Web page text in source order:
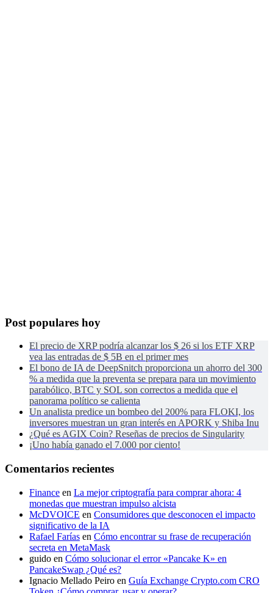
Post populares hoy
El precio de XRP podría alcanzar los $ 26 si los ETF XRP
vea las entradas de $ 5B en el primer mes
El bono de IA de DeepSnitch proporciona un ahorro del 300
% a medida que la preventa se prepara para un movimiento
parabólico, BTC y SOL son correctos a medida que el
panorama político se calienta
Un analista predice un bombeo del 200% para FLOKI, los
inversores muestran un gran interés en APORK y Shiba Inu
¿Qué es AGIX Coin? Reseñas de precios de Singularity
¡Uno había ganado el 7.000 por ciento!
Comentarios recientes
Finance en La mejor criptografía para comprar ahora: 4
monedas que muestran impulso alcista
McDVOICE en Consumidores que desconocen el impacto
significativo de la IA
Rafael Farías en Cómo encontrar su frase de recuperación
secreta en MetaMask
guido en Cómo solucionar el error «Pancake K» en
PancakeSwap ¿Qué es?
Ignacio Mellado Peiro en Guía Exchange Crypto.com CRO